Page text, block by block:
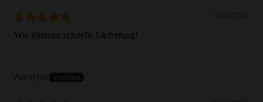
Wie i0mmer, schnelle Lieferrung!
Anonym